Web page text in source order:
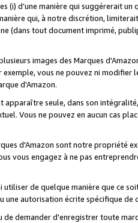
(i) d’une manière qui suggérerait
qui, à notre discrétion,
(dans tout document imprimé,
images des Marques
exemple, vous ne pouvez ni
d'Amazon.
apparaître seule, dans son
Vous ne pouvez en aucun cas
d'Amazon sont notre propriété
vous engagez à ne pas
utiliser de quelque manière que ce
une autorisation écrite spécifique de
demander d'enregistrer toute